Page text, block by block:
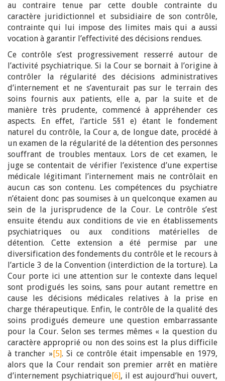
au contraire tenue par cette double contrainte du
caractère juridictionnel et subsidiaire de son contrôle,
contrainte qui lui impose des limites mais qui a aussi
vocation à garantir l’effectivité des décisions rendues.
Ce contrôle s’est progressivement resserré autour de
l’activité psychiatrique. Si la Cour se bornait à l’origine à
contrôler la régularité des décisions administratives
d’internement et ne s’aventurait pas sur le terrain des
soins fournis aux patients, elle a, par la suite et de
manière très prudente, commencé à appréhender ces
aspects. En effet, l’article 5§1 e) étant le fondement
naturel du contrôle, la Cour a, de longue date, procédé à
un examen de la régularité de la détention des personnes
souffrant de troubles mentaux. Lors de cet examen, le
juge se contentait de vérifier l’existence d’une expertise
médicale légitimant l’internement mais ne contrôlait en
aucun cas son contenu. Les compétences du psychiatre
n’étaient donc pas soumises à un quelconque examen au
sein de la jurisprudence de la Cour. Le contrôle s’est
ensuite étendu aux conditions de vie en établissements
psychiatriques ou aux conditions matérielles de
détention. Cette extension a été permise par une
diversification des fondements du contrôle et le recours à
l’article 3 de la Convention (interdiction de la torture). La
Cour porte ici une attention sur le contexte dans lequel
sont prodigués les soins, sans pour autant remettre en
cause les décisions médicales relatives à la prise en
charge thérapeutique. Enfin, le contrôle de la qualité des
soins prodigués demeure une question embarrassante
pour la Cour. Selon ses termes mêmes « la question du
caractère approprié ou non des soins est la plus difficile
à trancher »[5]. Si ce contrôle était impensable en 1979,
alors que la Cour rendait son premier arrêt en matière
d’internement psychiatrique[6], il est aujourd’hui ouvert,